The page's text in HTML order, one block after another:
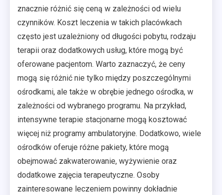
znacznie różnić się ceną w zależności od wielu
czynników. Koszt leczenia w takich placówkach
często jest uzależniony od długości pobytu, rodzaju
terapii oraz dodatkowych usług, które mogą być
oferowane pacjentom. Warto zaznaczyć, że ceny
mogą się różnić nie tylko między poszczególnymi
ośrodkami, ale także w obrębie jednego ośrodka, w
zależności od wybranego programu. Na przykład,
intensywne terapie stacjonarne mogą kosztować
więcej niż programy ambulatoryjne. Dodatkowo, wiele
ośrodków oferuje różne pakiety, które mogą
obejmować zakwaterowanie, wyżywienie oraz
dodatkowe zajęcia terapeutyczne. Osoby
zainteresowane leczeniem powinny dokładnie